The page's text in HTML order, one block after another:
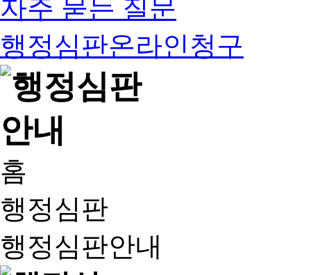
자주 묻는 질문
행정심판온라인청구
홈
행정심판
행정심판안내